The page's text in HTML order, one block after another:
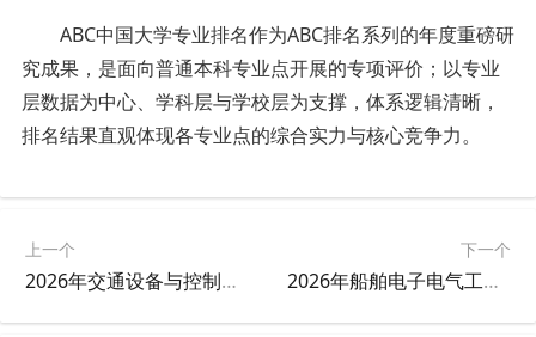
ABC中国大学专业排名作为ABC排名系列的年度重磅研
究成果，是面向普通本科专业点开展的专项评价；以专业
层数据为中心、学科层与学校层为支撑，体系逻辑清晰，
排名结果直观体现各专业点的综合实力与核心竞争力。
上一个
2026年交通设备与控制工程专业大学排名
下一个
2026年船舶电子电气工程专业大学排名